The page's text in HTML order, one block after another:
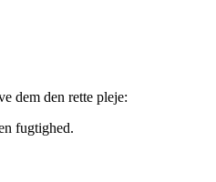
dem den rette pleje:
fugtighed.